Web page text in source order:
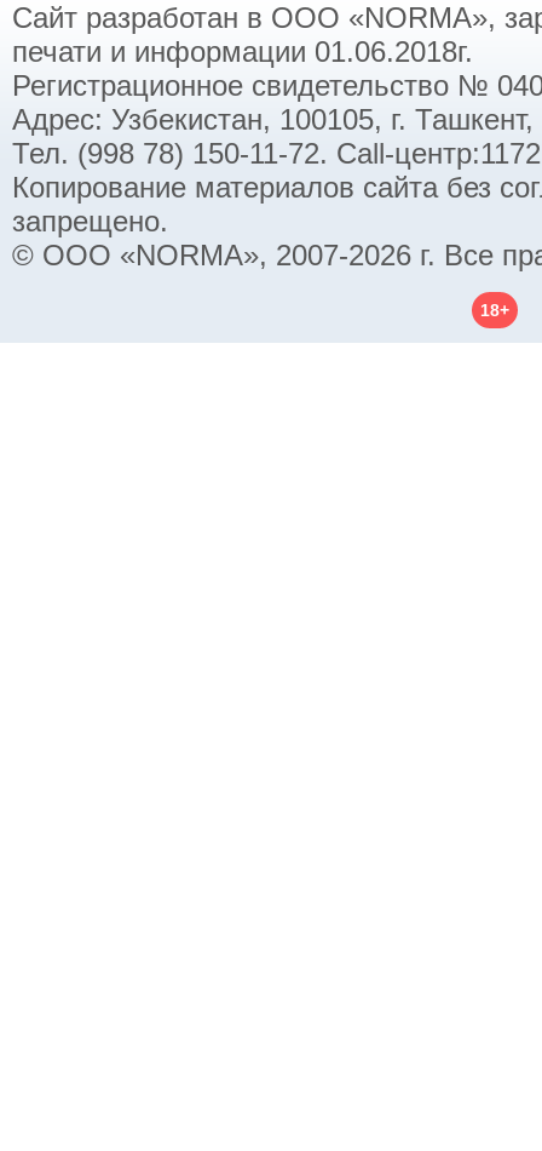
Сайт разработан в ООО «NORMA»,
печати и информации 01.06.2018г.
Регистрационное свидетельство №
Адрес: Узбекистан, 100105, г.
Тел. (998 78) 150-11-72. Call-
Копирование материалов сайта без
запрещено.
© ООО «NORMA», 2007-2026 г. Все
18+